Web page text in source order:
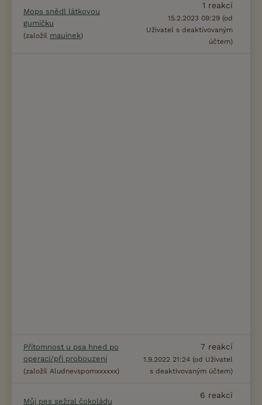
Mops snědl látkovou
gumičku
(založil mauinek)
1 reakcí
15.2.2023 09:29 (od
Uživatel s deaktivovaným
účtem)
Přítomnost u psa hned po
operaci/při probouzení
(založil Aludnevspomxxxxxx)
7 reakcí
1.9.2022 21:24 (od Uživatel
s deaktivovaným účtem)
Můj pes sežral čokoládu
6 reakcí